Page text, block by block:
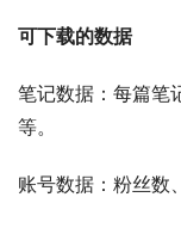
可下载的数据
笔记数据：每篇笔
等。
账号数据：粉丝数